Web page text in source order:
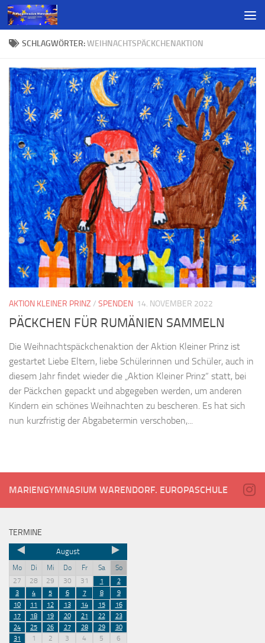
SCHLAGWÖRTER:WEIHNACHTSPÄCKCHENAKTION
AKTION KLEINER PRINZ / SPENDEN 14. NOVEMBER 2022
PÄCKCHEN FÜR RUMÄNIEN SAMMELN
Die Weihnachtspäckchenaktion der Aktion Kleiner Prinz ist
gestartet Liebe Eltern, liebe Schülerinnen und Schüler, auch in
diesem Jahr findet wieder die „Aktion Kleiner Prinz“ statt, bei
der Päckchen gepackt und abgegeben werden, um anderen
Kindern ein schönes Weihnachten zu bescheren. Es hat sich
nun kurzfristig der Abgabetermin verschoben,...
MARIENGYMNASIUM WARENDORF. EUROPASCHULE
TERMINE
August
Mo Di Mi Do Fr Sa
So
27
28 29 30 31 1
2
3
4 5 6 7 8
9
10
11 12 13 14 15
16
17
18 19 20 21 22
23
24
25 26 27 28 29
30
31
1 2 3 4 5 6